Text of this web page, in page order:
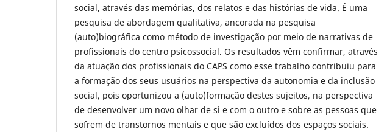
social, através das memórias, dos relatos e das histórias de vida. É uma
pesquisa de abordagem qualitativa, ancorada na pesquisa
(auto)biográfica como método de investigação por meio de narrativas de
profissionais do centro psicossocial. Os resultados vêm confirmar, através
da atuação dos profissionais do CAPS como esse trabalho contribuiu para
a formação dos seus usuários na perspectiva da autonomia e da inclusão
social, pois oportunizou a (auto)formação destes sujeitos, na perspectiva
de desenvolver um novo olhar de si e com o outro e sobre as pessoas que
sofrem de transtornos mentais e que são excluídos dos espaços sociais.